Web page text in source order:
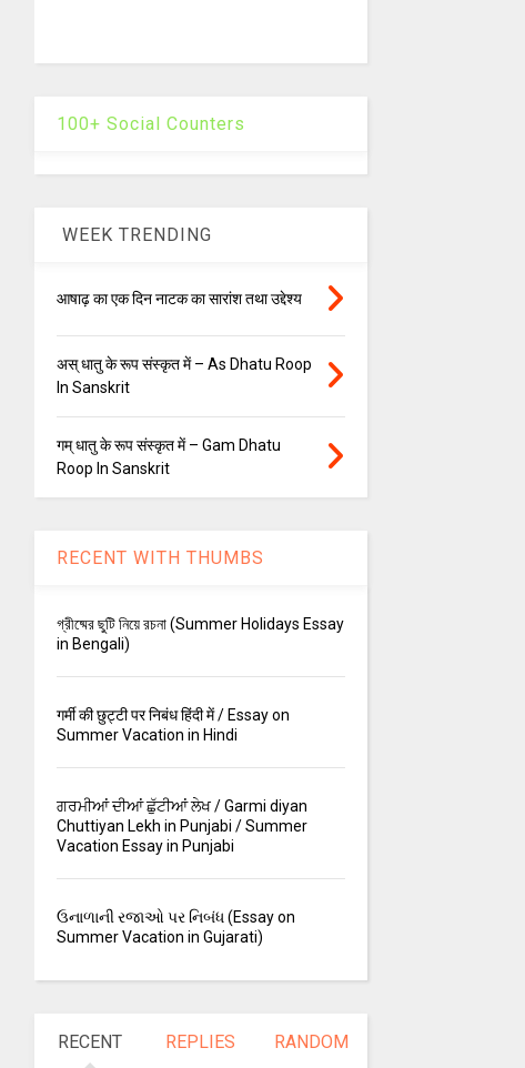
100+ Social Counters
WEEK TRENDING
आषाढ़ का एक दिन नाटक का सारांश तथा उद्देश्य
अस् धातु के रूप संस्कृत में – As Dhatu Roop
In Sanskrit
गम् धातु के रूप संस्कृत में – Gam Dhatu
Roop In Sanskrit
RECENT WITH THUMBS
গ্রীষ্মের ছুটি নিয়ে রচনা (Summer Holidays Essay
in Bengali)
गर्मी की छुट्टी पर निबंध हिंदी में / Essay on
Summer Vacation in Hindi
ਗਰਮੀਆਂ ਦੀਆਂ ਛੁੱਟੀਆਂ ਲੇਖ / Garmi diyan
Chuttiyan Lekh in Punjabi / Summer
Vacation Essay in Punjabi
ઉનાળાની રજાઓ પર નિબંધ (Essay on
Summer Vacation in Gujarati)
RECENT REPLIES RANDOM